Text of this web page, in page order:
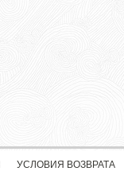
УСЛОВИЯ ВОЗВРАТА